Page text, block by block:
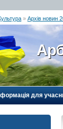
» Архів новин
для